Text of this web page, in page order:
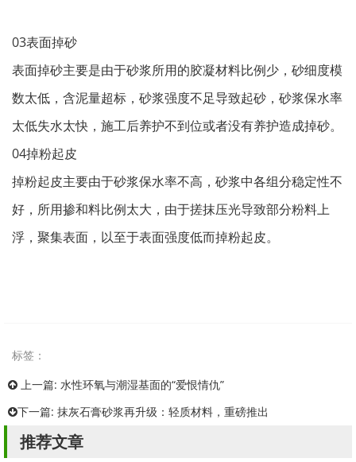
03表面掉砂
表面掉砂主要是由于砂浆所用的胶凝材料比例少，砂细度模
数太低，含泥量超标，砂浆强度不足导致起砂，砂浆保水率
太低失水太快，施工后养护不到位或者没有养护造成掉砂。
04掉粉起皮
掉粉起皮主要由于砂浆保水率不高，砂浆中各组分稳定性不
好，所用掺和料比例太大，由于搓抹压光导致部分粉料上
浮，聚集表面，以至于表面强度低而掉粉起皮。
标签：
上一篇: 水性环氧与潮湿基面的“爱恨情仇”
下一篇: 抹灰石膏砂浆再升级：轻质材料，重磅推出
推荐文章